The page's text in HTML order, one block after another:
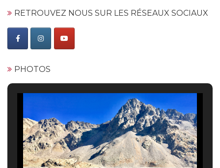
RETROUVEZ NOUS SUR LES RÉSEAUX SOCIAUX
PHOTOS